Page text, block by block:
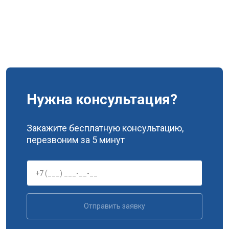
Нужна консультация?
Закажите бесплатную консультацию,
перезвоним за 5 минут
Отправить заявку